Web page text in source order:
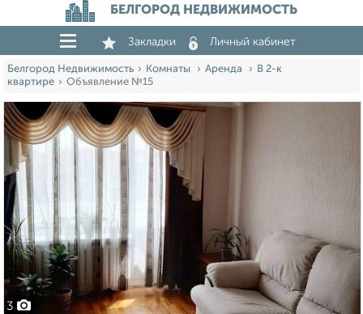
БЕЛГОРОД НЕДВИЖИМОСТЬ
Закладки Личный кабинет
Белгород Недвижимость Комнаты Аренда
В 2-к
квартире
Объявление №15
3